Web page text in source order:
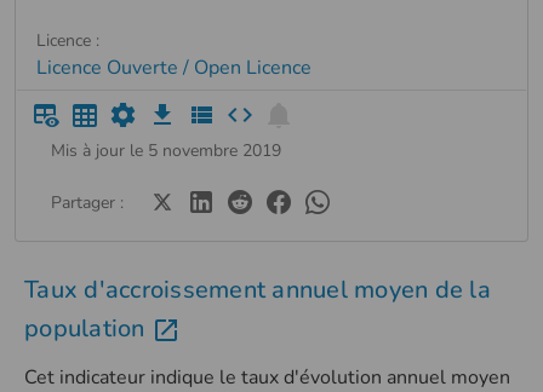
Licence :
Licence Ouverte / Open Licence
Mis à jour le 5 novembre 2019
Partager :
Taux d'accroissement annuel moyen de la
population
Cet indicateur indique le taux d'évolution annuel moyen